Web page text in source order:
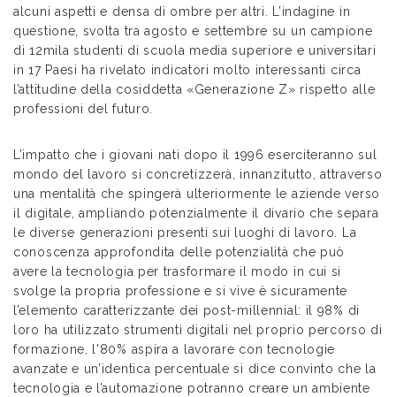
alcuni aspetti e densa di ombre per altri. L’indagine in
questione, svolta tra agosto e settembre su un campione
di 12mila studenti di scuola media superiore e universitari
in 17 Paesi ha rivelato indicatori molto interessanti circa
l’attitudine della cosiddetta «Generazione Z» rispetto alle
professioni del futuro.
L’impatto che i giovani nati dopo il 1996 eserciteranno sul
mondo del lavoro si concretizzerà, innanzitutto, attraverso
una mentalità che spingerà ulteriormente le aziende verso
il digitale, ampliando potenzialmente il divario che separa
le diverse generazioni presenti sui luoghi di lavoro. La
conoscenza approfondita delle potenzialità che può
avere la tecnologia per trasformare il modo in cui si
svolge la propria professione e si vive è sicuramente
l’elemento caratterizzante dei post-millennial: il 98% di
loro ha utilizzato strumenti digitali nel proprio percorso di
formazione, l'80% aspira a lavorare con tecnologie
avanzate e un’identica percentuale si dice convinto che la
tecnologia e l’automazione potranno creare un ambiente